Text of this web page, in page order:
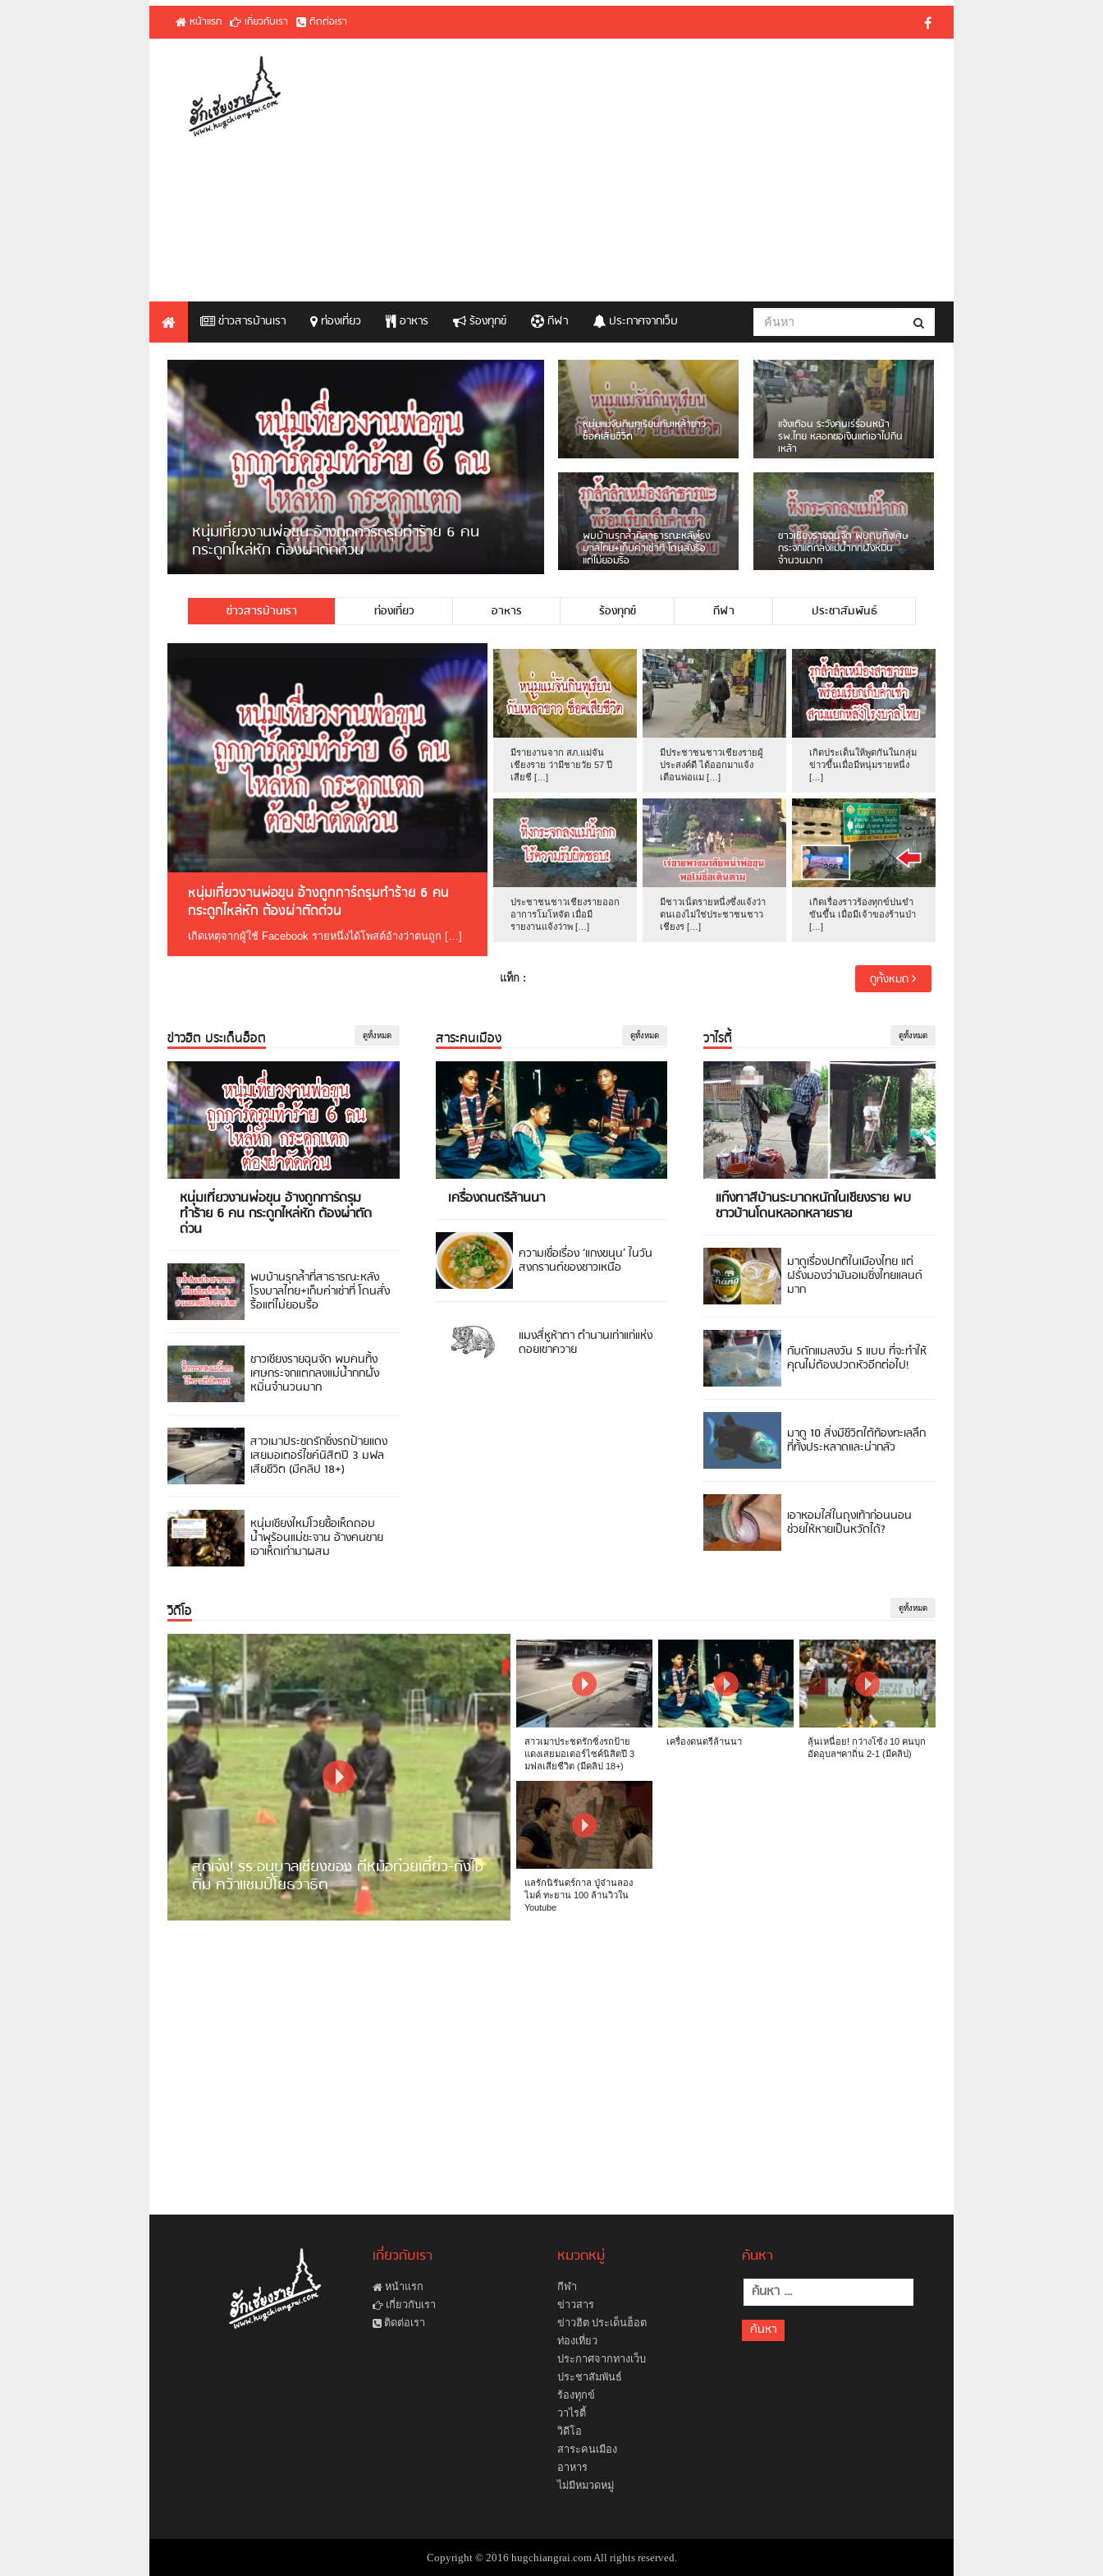
หน้าแรก เกี่ยวกับเรา ติดต่อเรา
ข่าวสารบ้านเรา ท่องเที่ยว อาหาร ร้องทุกข์ กีฬา ประกาศจากเว็บ
ชาวเน็ตสวดยับ! พบพม่าเร่ขายพวงมาลัยหน้าพ่อขุนฯ
พอไม่ซื้อเดินตาม
มีชาวเน็ตรายหนึ่งซึ่งแจ้งว่าตนเองไม่ใช่ประชาชนชาวเชียงร […]
ชาวเน็ตฮา! รถเครื่องแม่สายชน
ป้ายร้านโลงศพแล้วหนี พบเสาหัก
เบรคหัก หวิดได้ใช้บริการ
เดือนร้อน! ชาวเชียงรายบ่นรถ
Isuzu สีขาวซิ่งบายพาสเสียงดัง
สร้างความรำคาญ
หนุ่มเจียงฮายจ่ม พบถังน้ำดื่มตก
กลางถนน รถเครื่องหลบไม่ทันล้ม
บาดเจ็บ
ชาวผาลั้ง โวย ไร้หน่วยงานดูแล
ดินสไลด์ ต้องจัดการกันเอง
ข่าวสารบ้านเรา ท่องเที่ยว อาหาร ร้องทุกข์ กีฬา ประชาสัมพันธ์
หนุ่มเที่ยวงานพ่อขุน อ้างถูกการ์ดรุมทำร้าย 6 คน
กระดูกไหล่หัก ต้องผ่าตัดด่วน
เกิดเหตุจากผู้ใช้ Facebook รายหนึ่งได้โพสต์อ้างว่าตนถูก […]
มีรายงานจาก สภ.แม่จัน
เชียงราย ว่ามีชายวัย 57 ปี
เสียชี […]
มีประชาชนชาวเชียงรายผู้
ประสงค์ดี ได้ออกมาแจ้ง
เตือนพ่อแม […]
เกิดประเด็นให้พูดกันในกลุ่ม
ข่าวขึ้นเมื่อมีหนุ่มรายหนึ่ง
[…]
ประชาชนชาวเชียงรายออก
อาการโมโหจัด เมื่อมี
รายงานแจ้งว่าพ […]
มีชาวเน็ตรายหนึ่งซึ่งแจ้งว่า
ตนเองไม่ใช่ประชาชนชาว
เชียงร […]
เกิดเรื่องราวร้องทุกข์ปนขำ
ขันขึ้น เมื่อมีเจ้าของร้านป่า
[…]
แท็ก : ดูทั้งหมด
ข่าวฮิต ประเด็นฮ็อต ดูทั้งหมด
หนุ่มเที่ยวงานพ่อขุน อ้างถูกการ์ดรุม
ทำร้าย 6 คน กระดูกไหล่หัก ต้องผ่าตัด
ด่วน
พบบ้านรุกล้ำที่สาธารณะหลัง
โรงบาลไทย+เก็บค่าเช่าที่ โดนสั่ง
รื้อแต่ไม่ยอมรื้อ
ชาวเชียงรายฉุนจัด พบคนทิ้ง
เศษกระจกแตกลงแม่น้ำกกฝั่ง
หมิ่นจำนวนมาก
สาวเมาประชดรักซิ่งรถป้ายแดง
เสยมอเตอร์ไซค์นิสิตปี 3 มฟล
เสียชีวิต (มีคลิป 18+)
หนุ่มเชียงใหม่โวยซื้อเห็ดถอบ
น้ำพุร้อนแม่ขะจาน อ้างคนขาย
เอาเห็ดเก่ามาผสม
สาระคนเมือง ดูทั้งหมด
เครื่องดนตรีล้านนา
ความเชื่อเรื่อง ‘แกงขนุน’ ในวัน
สงกรานต์ของชาวเหนือ
แมงสี่หูห้าตา ตำนานเก่าแก่แห่ง
ดอยเขาควาย
วาไรตี้ ดูทั้งหมด
แก๊งทาสีบ้านระบาดหนักในเชียงราย พบ
ชาวบ้านโดนหลอกหลายราย
มาดูเรื่องปกติในเมืองไทย แต่
ฝรั่งมองว่ามันอเมซิ่งไทยแลนด์
มาก
กับดักแมลงวัน 5 แบบ ที่จะทำให้
คุณไม่ต้องปวดหัวอีกต่อไป!
มาดู 10 สิ่งมีชีวิตใต้ท้องทะเลลึก
ที่ทั้งประหลาดและน่ากลัว
เอาหอมใส่ในถุงเท้าก่อนนอน
ช่วยให้หายเป็นหวัดได้?
วิดีโอ ดูทั้งหมด
สุดเจ๋ง! รร.อนุบาลเชียงของ ตีหม้อก๋วยเตี๋ยว-ถังไอ
ติม คว้าแชมป์โยธวาธิต
สาวเมาประชดรักซิ่งรถป้าย
แดงเสยมอเตอร์ไซค์นิสิตปี 3
มฟลเสียชีวิต (มีคลิป 18+)
เครื่องดนตรีล้านนา
ลุ้นเหนื่อย! กว่างโซ้ง 10 คนบุก
อัดอุบลฯคาถิ่น 2-1 (มีคลิป)
แลรักนิรันดร์กาล ปู่จ๋านลอง
ไมค์ ทะยาน 100 ล้านวิวใน
Youtube
เกี่ยวกับเรา
หน้าแรก
เกี่ยวกับเรา
ติดต่อเรา
หมวดหมู่
กีฬา
ข่าวสาร
ข่าวฮิต ประเด็นฮ็อต
ท่องเที่ยว
ประกาศจากทางเว็บ
ประชาสัมพันธ์
ร้องทุกข์
วาไรตี้
วิดีโอ
สาระคนเมือง
อาหาร
ไม่มีหมวดหมู่
ค้นหา
ค้นหา
สำหรับ:
Copyright © 2016 hugchiangrai.com All rights reserved.